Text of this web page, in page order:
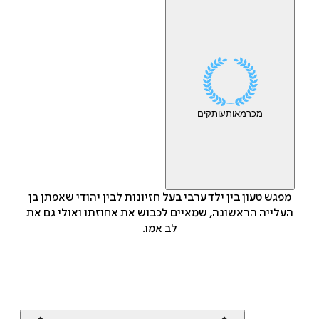
מכרמאותעותקים
מפגש טעון בין ילד ערבי בעל חזיונות לבין יהודי שאפתן בן
העלייה הראשונה, שמאיים לכבוש את אחוזתו ואולי גם את
לב אמו.